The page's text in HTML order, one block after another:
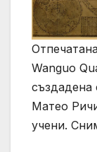
Wanguo
създадена
Матео
учени.